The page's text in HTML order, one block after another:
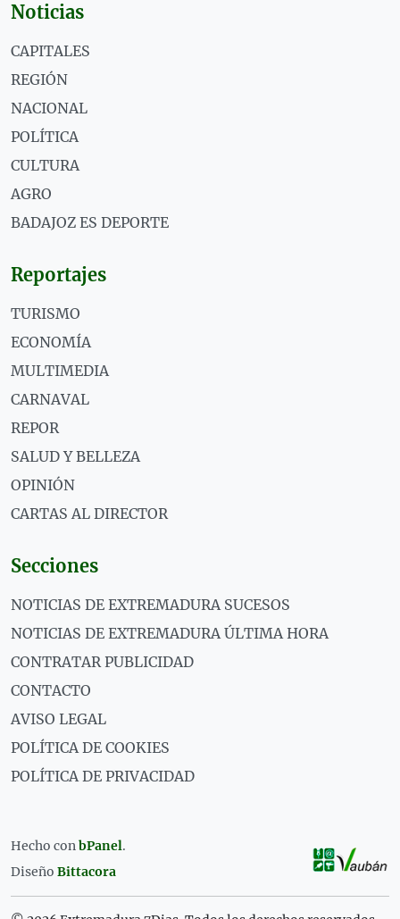
Noticias
CAPITALES
REGIÓN
NACIONAL
POLÍTICA
CULTURA
AGRO
BADAJOZ ES DEPORTE
Reportajes
TURISMO
ECONOMÍA
MULTIMEDIA
CARNAVAL
REPOR
SALUD Y BELLEZA
OPINIÓN
CARTAS AL DIRECTOR
Secciones
NOTICIAS DE EXTREMADURA SUCESOS
NOTICIAS DE EXTREMADURA ÚLTIMA HORA
CONTRATAR PUBLICIDAD
CONTACTO
AVISO LEGAL
POLÍTICA DE COOKIES
POLÍTICA DE PRIVACIDAD
Hecho conbPanel.
Diseño Bittacora